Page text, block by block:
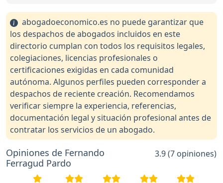
abogadoeconomico.es no puede garantizar que
los despachos de abogados incluidos en este
directorio cumplan con todos los requisitos legales,
colegiaciones, licencias profesionales o
certificaciones exigidas en cada comunidad
autónoma. Algunos perfiles pueden corresponder a
despachos de reciente creación. Recomendamos
verificar siempre la experiencia, referencias,
documentación legal y situación profesional antes de
contratar los servicios de un abogado.
Opiniones de Fernando
Ferragud Pardo
3.9 (7 opiniones)